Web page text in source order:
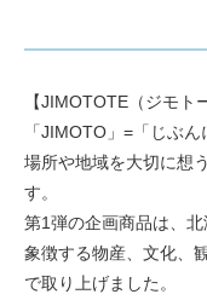
【JIMOTOTE（ジモ
「JIMOTO」=「じぶ
場所や地域を大切に想
す。
第1弾の企画商品は、
象徴する物産、文化、
で取り上げました。